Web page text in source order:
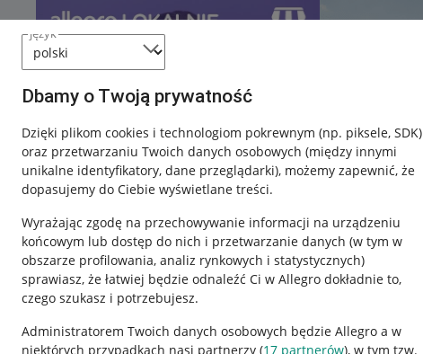
język
Dbamy o Twoją prywatność
Dzięki plikom cookies i technologiom pokrewnym (np. piksele, SDK)
oraz przetwarzaniu Twoich danych osobowych (między innymi
unikalne identyfikatory, dane przeglądarki), możemy zapewnić, że
dopasujemy do Ciebie wyświetlane treści.
Wyrażając zgodę na przechowywanie informacji na urządzeniu
końcowym lub dostęp do nich i przetwarzanie danych (w tym w
obszarze profilowania, analiz rynkowych i statystycznych)
sprawiasz, że łatwiej będzie odnaleźć Ci w Allegro dokładnie to,
czego szukasz i potrzebujesz.
Administratorem Twoich danych osobowych będzie Allegro a w
niektórych przypadkach nasi partnerzy (17 partnerów), w tym tzw.
Przydatne informacje